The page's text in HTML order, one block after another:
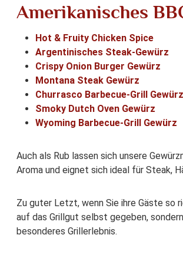
Amerikanisches
Hot & Fruity Chicken Spice
Argentinisches Steak-Gewürz
Crispy Onion Burger Gewürz
Montana Steak Gewürz
Churrasco Barbecue-Grill Gewürz
Smoky Dutch Oven Gewürz
Wyoming Barbecue-Grill Gewürz
Auch als Rub lassen sich unsere
Aroma und eignet sich ideal für Steak,
Zu guter Letzt, wenn Sie ihre Gäste so
auf das Grillgut selbst gegeben,
besonderes Grillerlebnis.